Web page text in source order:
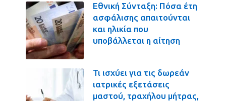
Εθνική Σύνταξη: Πόσα έτη
ασφάλισης απαιτούνται
και ηλικία που
υποβάλλεται η αίτηση
Τι ισχύει για τις δωρεάν
ιατρικές εξετάσεις
μαστού, τραχήλου μήτρας,